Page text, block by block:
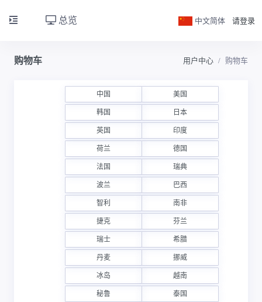
总览 中文简体 请登录
购物车 用户中心 购物车
中国 美国
韩国 日本
英国 印度
荷兰 德国
法国 瑞典
波兰 巴西
智利 南非
捷克 芬兰
瑞士 希腊
丹麦 挪威
冰岛 越南
秘鲁 泰国